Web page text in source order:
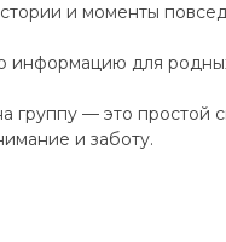
и моменты
информацию для
группу — это простой
и заботу.